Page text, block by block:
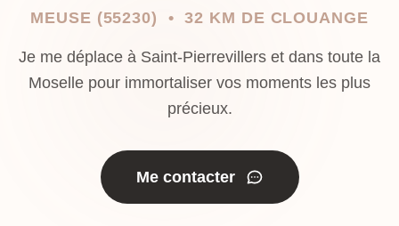
MEUSE (55230) • 32 KM DE CLOUANGE
Je me déplace à Saint-Pierrevillers et dans toute la
Moselle pour immortaliser vos moments les plus
précieux.
Me contacter